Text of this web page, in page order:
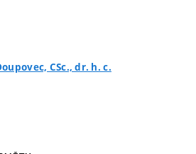
CSc., dr. h. c.